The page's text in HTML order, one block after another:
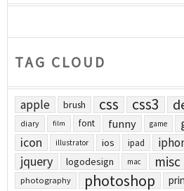
TAG CLOUD
apple brush css css3
diary film font funny game
icon illustrator ios ipad
jquery logodesign mac misc
photography photoshop